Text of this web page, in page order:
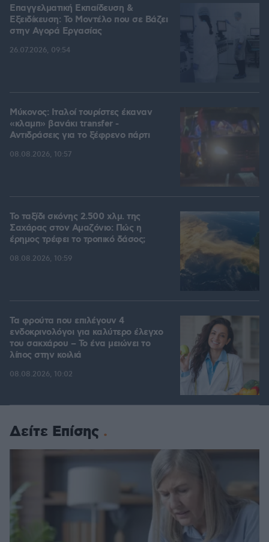
Επαγγελματική Εκπαίδευση &
Εξειδίκευση: Το Mοντέλο που σε Bάζει
στην Aγορά Eργασίας
26.07.2026, 09:54
Μύκονος: Ιταλοί τουρίστες έκαναν
«κλαμπ» βανάκι transfer -
Αντιδράσεις για το ξέφρενο πάρτι
08.08.2026, 10:57
Το ταξίδι σκόνης 2.500 χλμ. της
Σαχάρας στον Αμαζόνιο: Πώς η
έρημος τρέφει το τροπικό δάσος;
08.08.2026, 10:59
Τα φρούτα που επιλέγουν 4
ενδοκρινολόγοι για καλύτερο έλεγχο
του σακχάρου – Το ένα μειώνει το
λίπος στην κοιλιά
08.08.2026, 10:02
Δείτε Επίσης